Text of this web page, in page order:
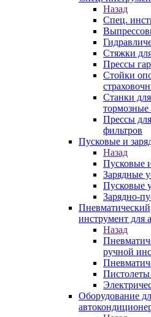
Назад
Спец.
Стяжки
Прессы
Стойки
Станки
тормозные
Прессы
фильтров
Пусковые и
Назад
Пусковые
Зарядные
Пусковые
Зарядно-
инструмент для
Назад
ручной
Оборудование